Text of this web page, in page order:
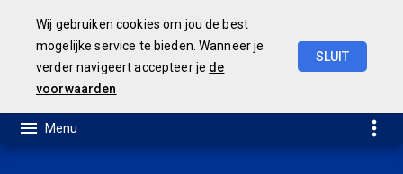
Wij gebruiken cookies om jou de best
mogelijke service te bieden. Wanneer je
verder navigeert accepteer je de
voorwaarden
SLUIT